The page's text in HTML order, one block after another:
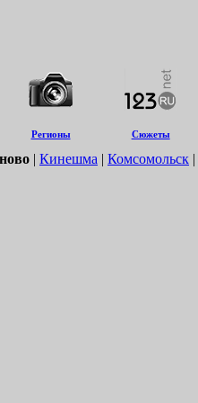
Регионы Сюжеты
| Кинешма | Комсомольск |